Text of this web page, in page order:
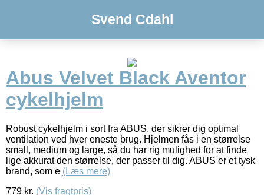
Svend Cdahl
Abus Velvet Black Aventor
cykelhjelm
Robust cykelhjelm i sort fra ABUS, der sikrer dig optimal
ventilation ved hver eneste brug. Hjelmen fås i en størrelse
small, medium og large, så du har rig mulighed for at finde
lige akkurat den størrelse, der passer til dig. ABUS er et tysk
brand, som e (Læs mere)
779 kr. (Vis fragtpris)